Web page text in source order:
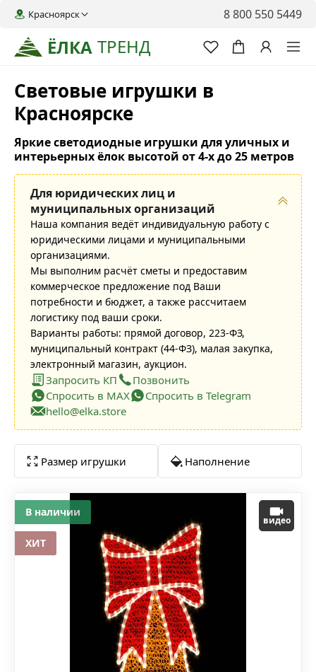
ЁЛКА ТРЕНД
Красноярск 8 800 550 5449
Световые игрушки в
Красноярске
Яркие светодиодные игрушки для уличных и
интерьерных ёлок высотой от 4-х до 25 метров
Для юридических лиц и
муниципальных организаций
Наша компания ведёт индивидуальную работу с
юридическими лицами и муниципальными
организациями.
Мы выполним расчёт сметы и предоставим
коммерческое предложение под Ваши
потребности и бюджет, а также рассчитаем
логистику под ваши сроки.
Варианты работы: прямой договор, 223-ФЗ,
муниципальный контракт (44-ФЗ), малая закупка,
электронный магазин, аукцион.
Запросить КП
Позвонить
Спросить в MAX
Спросить в Telegram
hello@elka.store
Размер игрушки Наполнение
видео
В наличии
ХИТ